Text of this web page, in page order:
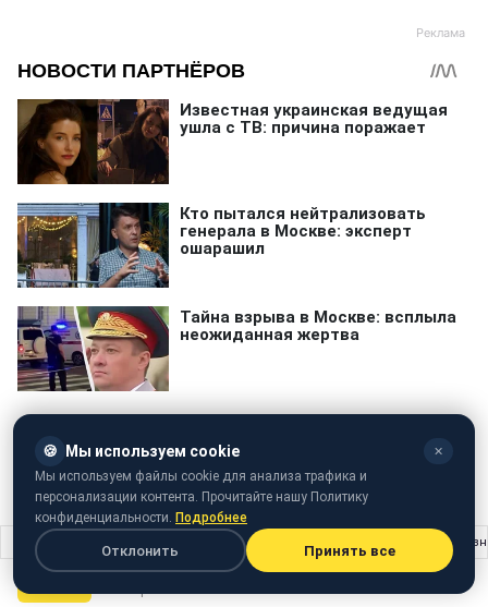
Установка
Главная Допоможіть знайти: у Києві розшукують чоловіка, який
🍪 Мы используем cookie ✕
Мы используем файлы cookie для анализа трафика и
персонализации контента. Прочитайте нашу Политику
конфиденциальности. Подробнее
Отклонить Принять все